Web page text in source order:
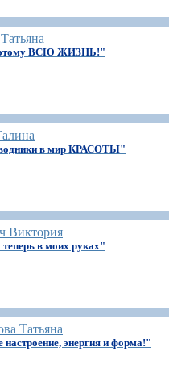
ВСЮ ЖИЗНЬ!"
в мир КРАСОТЫ"
Виктория
в моих руках"
Татьяна
настроение, энергия и форма!"